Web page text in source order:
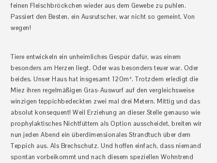
feinen Fleischbröckchen wieder aus dem Gewebe zu puhlen.
Passiert den Besten, ein Ausrutscher, war nicht so gemeint. Von
wegen!
Tiere entwickeln ein unheimliches Gespür dafür, was einem
besonders am Herzen liegt. Oder was besonders teuer war. Oder
beides. Unser Haus hat insgesamt 120m². Trotzdem erledigt die
Miez ihren regelmäßigen Gras-Auswurf auf den vergleichsweise
winzigen teppichbedeckten zwei mal drei Metern. Mittig und das
absolut konsequent! Weil Erziehung an dieser Stelle genauso wie
prophylaktisches Nichtfüttern als Option ausscheidet, breiten wir
nun jeden Abend ein überdimensionales Strandtuch über dem
Teppich aus. Als Brechschutz. Und hoffen einfach, dass niemand
spontan vorbeikommt und nach diesem speziellen Wohntrend